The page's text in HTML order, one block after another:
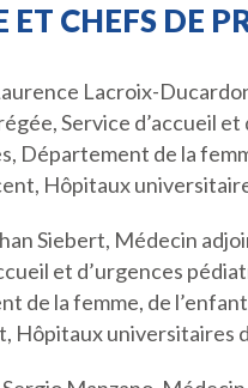
ET CHEFS DE
Lacroix-
Service d’accueil et
Département de la
Hôpitaux
Siebert, Médecin
et d’urgences
de la femme, de
Hôpitaux universitaires